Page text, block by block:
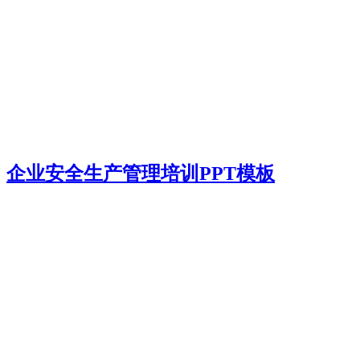
企业安全生产管理培训PPT模板